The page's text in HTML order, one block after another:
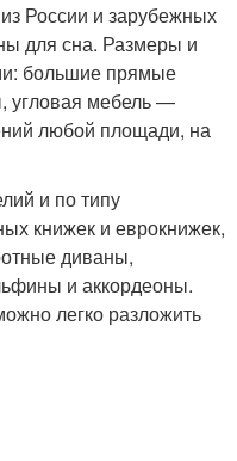
России и зарубежных
для сна. Размеры и
большие прямые
угловая мебель —
любой площади, на
и по типу
книжек и еврокнижек,
диваны,
и аккордеоны.
легко разложить